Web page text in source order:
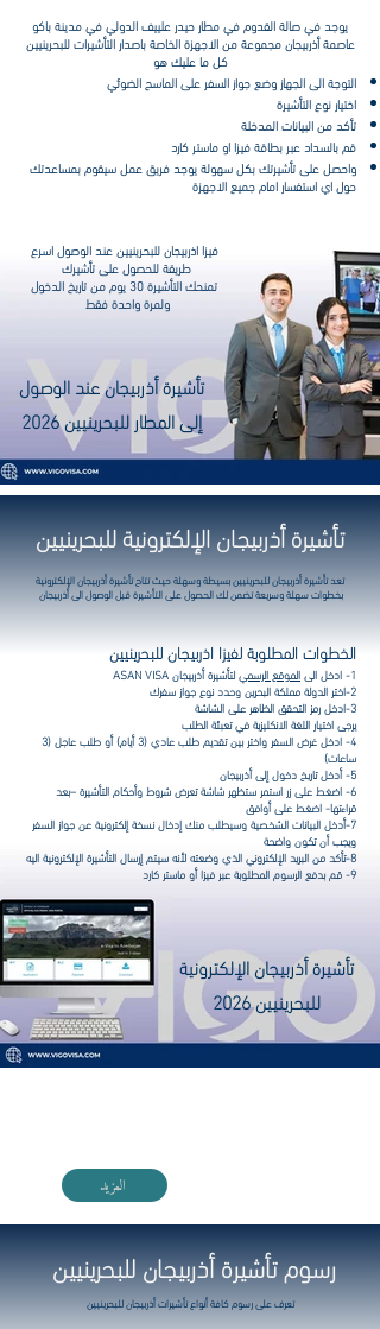
يوجد في صالة القدوم في مطار حيدر علييف الدولي في مدينة باكو
عاصمة أذربيجان مجموعة من الاجهزة الخاصة باصدار التأشيراتللبحرينيين
كل ما عليك هو
التوجة الى الجهاز وضع جواز السفر على الماسح الضوئي
اختيار نوع التأشيرة
تأكد من البيانات المدخلة
قم بالسداد عبر بطاقة فيزا او ماستر كارد
واحصل على تأشيرتك بكل سهولة يوجد فريق عمل سيقوم بمساعدتك
حول اي استفسار امام جميع الاجهزة
فيزا اذربيجانللبحرينيينعند الوصول اسرع
طريقة للحصول على تأشيرك
تمنحك التأشيرة 30 يوم من تاريخ الدخول
ولمرة واحدة فقط
تأشيرة أذربيجان عند الوصول
إلى المطار للبحرينيين 2026
تأشيرة أذربيجان الإلكترونية للبحرينيين
تعد تأشيرة أذربيجانللبحرينيينبسيطة وسهلة حيث تتاح تأشيرة أذربيجان الإلكترونية
بخطوات سهلة وسريعة تضمن لك الحصول على التأشيرة قبل الوصول الى أذربيجان
تأشيرة أذربيجان الإلكترونية
للبحرينيين 2026
الخطوات المطلوبة لفيزا اذربيجان للبحرينيين
1- ادخل الى الموقع الرسميلتأشيرة أذربيجان ASAN VISA
2-اختر الدولة مملكة البحرين وحدد نوع جواز سفرك
3-ادخل رمز التحقق الظاهر على الشاشة
يرجى اختيار اللغة الانكليزية في تعبئة الطلب
4- ادخل غرض السفر واختر بين تقديم طلب عادي (3 أيام) أو طلب عاجل (3
ساعات)
5- أدخل تاريخ دخول إلى أذربيجان
6- اضغط على زر استمر ستظهر شاشة تعرض شروط وأحكام التأشيرة –بعد
قراءتها- اضغط على أوافق
7-أدخل البيانات الشخصية وسيطلب منك إدخال نسخة إلكترونية عن جواز السفر
ويجب أن تكون واضحة
8-تأكد من البريد الإلكتروني الذي وضعته لأنه سيتم إرسال التأشيرة الإلكترونية اليه
9- قم بدفع الرسوم المطلوبة عبر فيزا أو ماستر كارد
المزيد
رسوم تأشيرة أذربيجان للبحرينيين
تعرف على رسوم كافة أنواع تأشيرات أذربيجانللبحرينيين